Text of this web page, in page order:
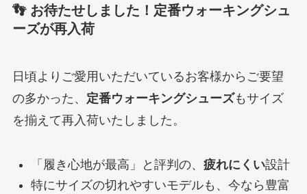
👣 お待たせしました！定番ウォーキングシュ
ーズが再入荷
日頃よりご愛用いただいているお客様からご要望
の多かった、 定番ウォーキングシューズもサイズ
を揃えて再入荷いたしました。
「履き心地が最高」と評判の、 疲れにくい設計
特にサイズの切れやすいモデルも、今なら豊富